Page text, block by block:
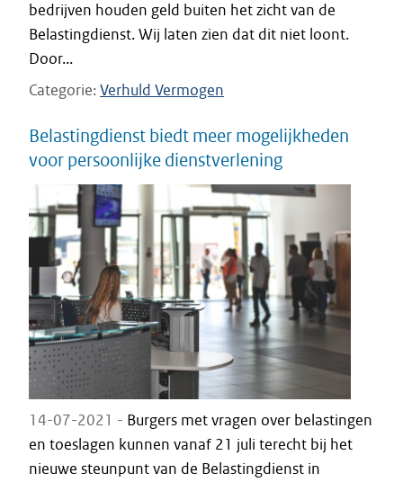
bedrijven houden geld buiten het zicht van de
Belastingdienst. Wij laten zien dat dit niet loont.
Door...
Categorie Verhuld Vermogen
Belastingdienst biedt meer mogelijkheden
voor persoonlijke dienstverlening
14-07-2021 - Burgers met vragen over belastingen
en toeslagen kunnen vanaf 21 juli terecht bij het
nieuwe steunpunt van de Belastingdienst in